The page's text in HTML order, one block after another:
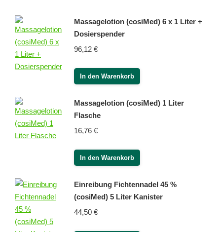
Massagelotion (cosiMed) 6 x 1 Liter +
Dosierspender
96,12 €
In den Warenkorb
Massagelotion (cosiMed) 1 Liter
Flasche
16,76 €
In den Warenkorb
Einreibung Fichtennadel 45 %
(cosiMed) 5 Liter Kanister
44,50 €